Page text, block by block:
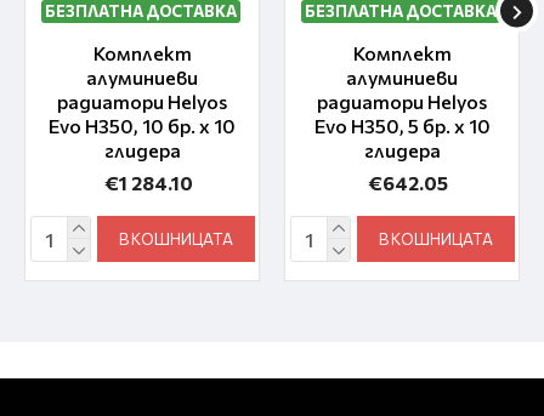
БЕЗПЛАТНА ДОСТАВКА
Комплект
алуминиеви
радиатори Helyos
Evo H350, 10 бр. x 10
глидера
€1 284.10
В КОШНИЦАТА
БЕЗПЛАТНА ДОСТАВКА
Комплект
алуминиеви
радиатори Helyos
Evo H350, 5 бр. x 10
глидера
€642.05
В КОШНИЦАТА